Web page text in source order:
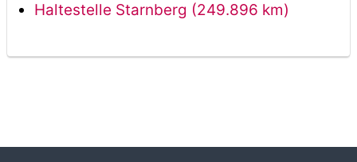
Haltestelle Starnberg (249.896 km)